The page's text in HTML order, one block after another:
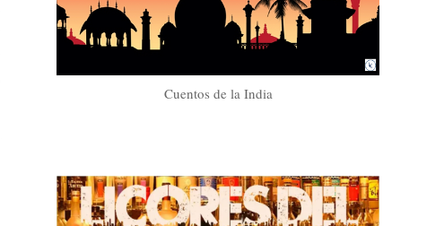
Cuentos de la India